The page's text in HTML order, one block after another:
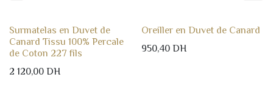
Surmatelas en Duvet de
Canard Tissu 100% Percale
de Coton 227 fils
2 120,00 DH
Oreiller en Duvet de Canard
950,40DH